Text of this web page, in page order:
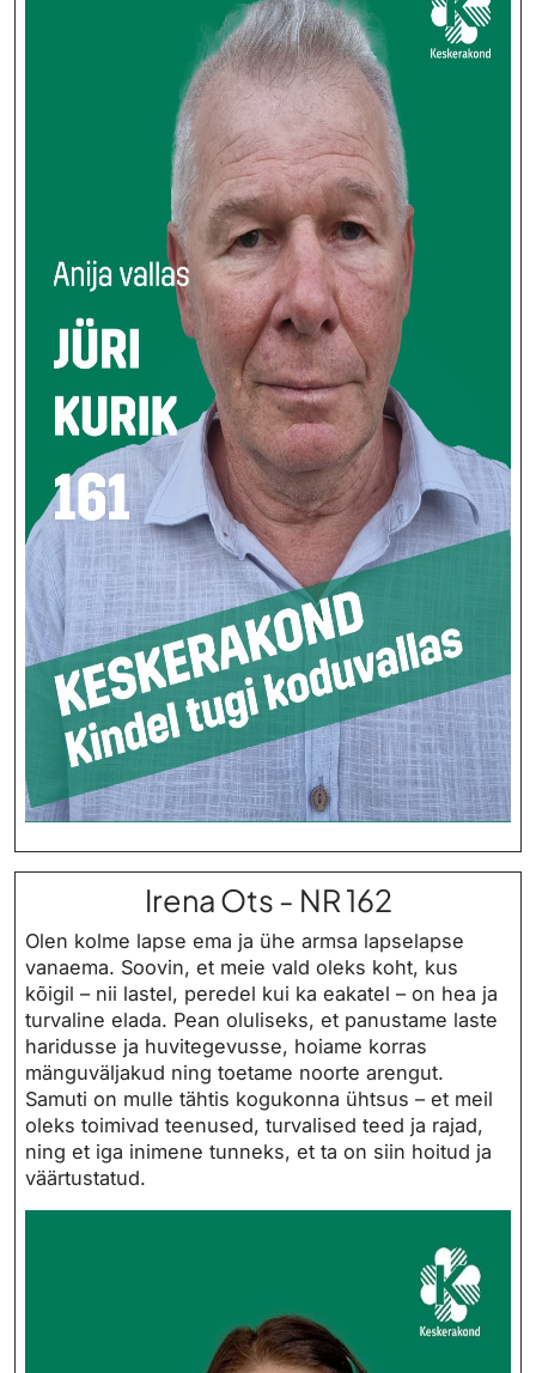
Irena Ots - NR 162
Olen kolme lapse ema ja ühe armsa lapselapse
vanaema. Soovin, et meie vald oleks koht, kus
kõigil – nii lastel, peredel kui ka eakatel – on hea ja
turvaline elada. Pean oluliseks, et panustame laste
haridusse ja huvitegevusse, hoiame korras
mänguväljakud ning toetame noorte arengut.
Samuti on mulle tähtis kogukonna ühtsus – et meil
oleks toimivad teenused, turvalised teed ja rajad,
ning et iga inimene tunneks, et ta on siin hoitud ja
väärtustatud.